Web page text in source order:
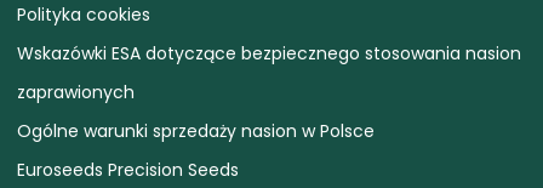
Polityka cookies
Wskazówki ESA dotyczące bezpiecznego stosowania nasion
zaprawionych
Ogólne warunki sprzedaży nasion w Polsce
Euroseeds Precision Seeds